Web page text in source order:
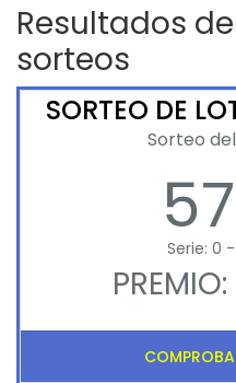
Resultados
sorteos
SORTEO DE
Sorteo
Serie: 0